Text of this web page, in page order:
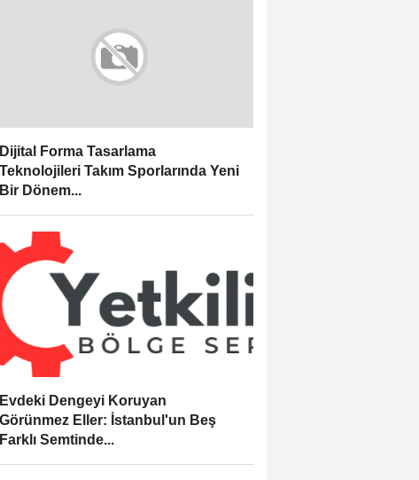
Dijital Forma Tasarlama
Teknolojileri Takım Sporlarında Yeni
Bir Dönem...
Evdeki Dengeyi Koruyan
Görünmez Eller: İstanbul'un Beş
Farklı Semtinde...